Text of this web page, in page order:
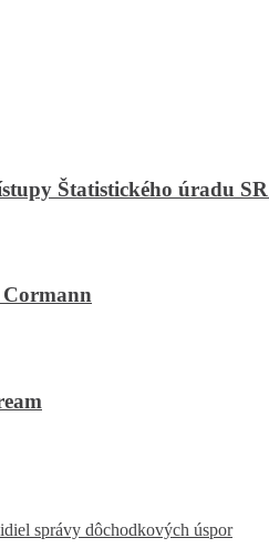
Štatistického úradu